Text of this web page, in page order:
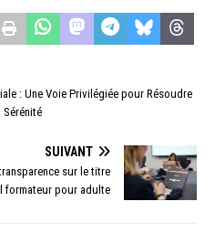
: Une Voie Privilégiée pour Résoudre
SUIVANT
sur le titre
formateur pour adulte